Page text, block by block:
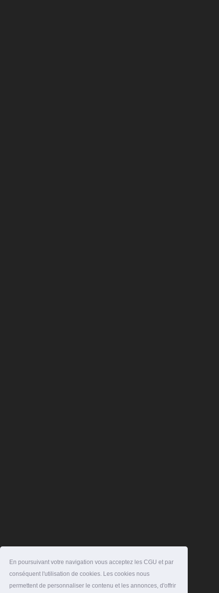
En poursuivant votre navigation vous acceptez les CGU et par
conséquent l'utilisation de cookies. Les cookies nous
permettent de personnaliser le contenu et les annonces, d'offrir